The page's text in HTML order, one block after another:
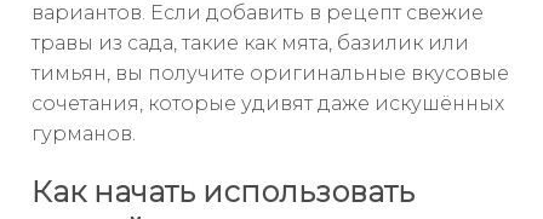
вариантов. Если добавить в рецепт свежие
травы из сада, такие как мята, базилик или
тимьян, вы получите оригинальные вкусовые
сочетания, которые удивят даже искушённых
гурманов.
Как начать использовать